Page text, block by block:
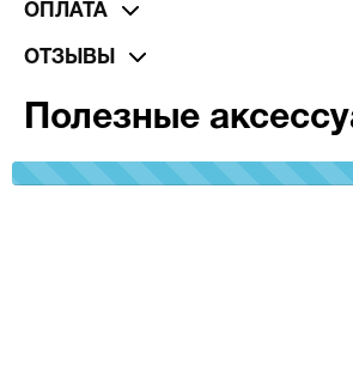
ОПЛАТА
ОТЗЫВЫ
Полезные
100%